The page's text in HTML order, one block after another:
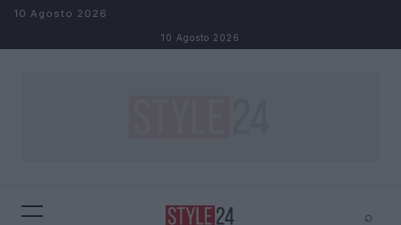
Salta al contenuto
10 Agosto 2026
10 Agosto 2026
⌕